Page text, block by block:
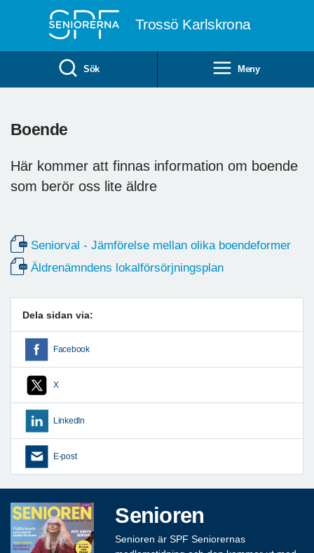
Trossö Karlskrona
Sök Meny
Boende
Här kommer att finnas information om boende
som berör oss lite äldre
Seniorval - Jämförelse mellan olika boendeformer
Äldrenämndens lokalförsörjningsplan
Dela sidan via:
Facebook
X
LinkedIn
E-post
Senioren
Senioren är SPF Seniorernas